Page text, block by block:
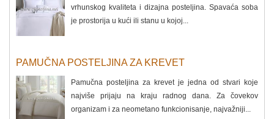
vrhunskog kvaliteta i dizajna posteljina. Spavaća soba
je prostorija u kući ili stanu u kojoj...
PAMUČNA POSTELJINA ZA KREVET
Pamučna posteljina za krevet je jedna od stvari koje
najviše prijaju na kraju radnog dana. Za čovekov
organizam i za neometano funkcionisanje, najvažniji...